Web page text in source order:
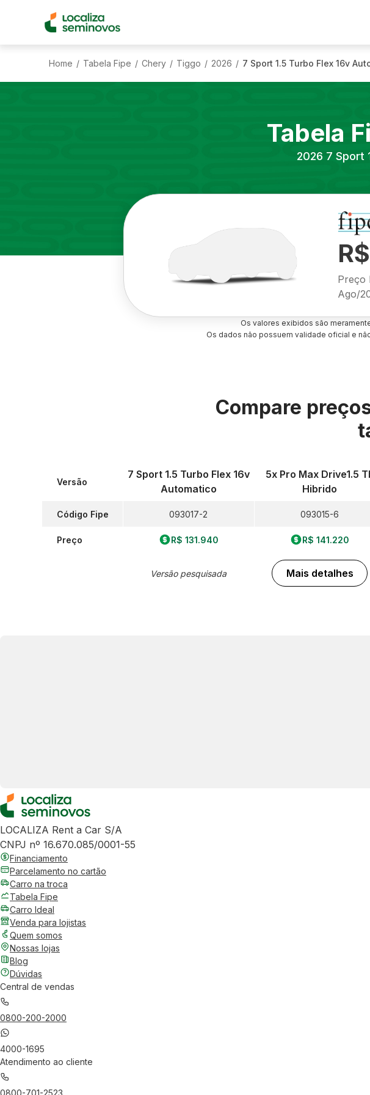
Home / Tabela Fipe / Chery / Tiggo / 2026 / 7 Sport 1.5 Turbo Flex 16v
Tabela
2026 7 Sport
Preço
Ago/
Os valores exibidos são
Os dados não possuem validade oficial e
Compare
Versão
Código Fipe
Preço
7 Sport 1.5 Turbo Flex 16v
Automatico
093017-2
R$ 131.940
Versão pesquisada
5x Pro Max Drive1.5
Hibrido
093015-6
R$ 141.220
Mais detalhes
LOCALIZA Rent a Car S/A
CNPJ nº 16.670.085/0001-55
Financiamento
Parcelamento no cartão
Carro na troca
Tabela Fipe
Carro Ideal
Venda para lojistas
Quem somos
Nossas lojas
Blog
Dúvidas
Central de vendas
0800-200-2000
4000-1695
Atendimento ao cliente
0800-701-2523